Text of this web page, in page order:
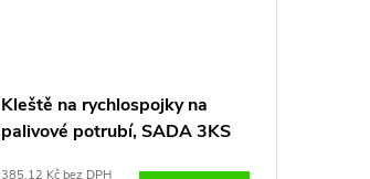
Kleště na rychlospojky na
palivové potrubí, SADA 3KS
385,12 Kč bez DPH